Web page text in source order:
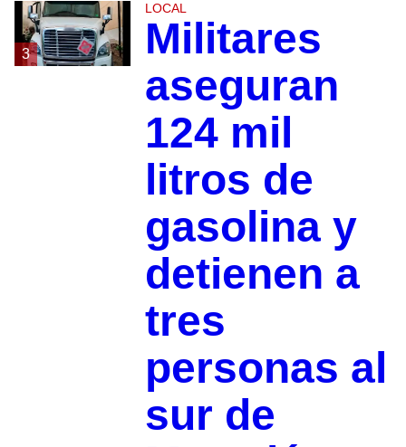
3
LOCAL
Militares
aseguran
124 mil
litros de
gasolina y
detienen a
tres
personas al
sur de